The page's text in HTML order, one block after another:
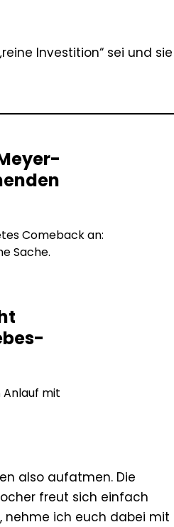
Investition“ sei und sie
Comeback an:
Sache.
mit
also aufatmen. Die
freut sich einfach
nehme ich euch dabei mit